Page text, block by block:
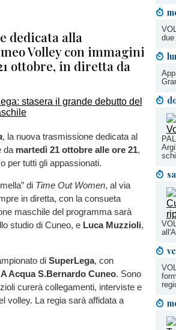
dedicata alla
Volley con immagini
ottobre, in diretta da
, la nuova trasmissione dedicata al
da martedì 21 ottobre alle ore 21,
per tutti gli appassionati.
di Time Out Women, al via
in diretta, con la consueta
maschile del programma sarà
studio di Cuneo, e Luca Muzzioli,
di SuperLega, con
Acqua S.Bernardo Cuneo. Sono
curerà collegamenti, interviste e
volley. La regia sarà affidata a